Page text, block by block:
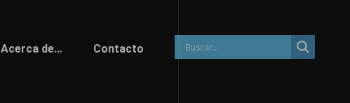
Acerca de… Contacto